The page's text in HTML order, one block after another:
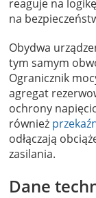
reaguje na
na
Obydwa
tym samym
Ogranicznik
agregat
ochrony
również
odłączają
zasilania.
Dane